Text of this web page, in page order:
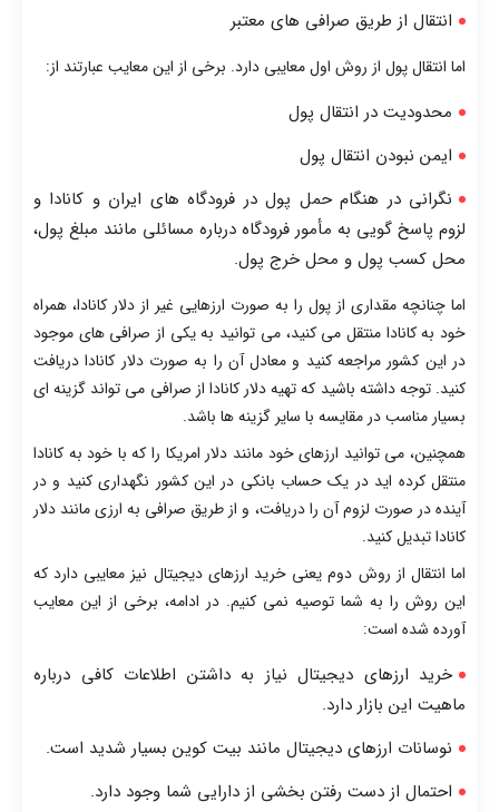
انتقال از طریق صرافی های معتبر
اما انتقال پول از روش اول معایبی دارد. برخی از این معایب عبارتند از:
محدودیت در انتقال پول
ایمن نبودن انتقال پول
نگرانی در هنگام حمل پول در فرودگاه های ایران و کانادا و
لزوم پاسخ گویی به مأمور فرودگاه درباره مسائلی مانند مبلغ پول،
محل کسب پول و محل خرج پول.
اما چنانچه مقداری از پول را به صورت ارزهایی غیر از دلار کانادا، همراه
خود به کانادا منتقل می کنید، می توانید به یکی از صرافی های موجود
در این کشور مراجعه کنید و معادل آن را به صورت دلار کانادا دریافت
کنید. توجه داشته باشید که تهیه دلار کانادا از صرافی می تواند گزینه ای
بسیار مناسب در مقایسه با سایر گزینه ها باشد.
همچنین، می توانید ارزهای خود مانند دلار امریکا را که با خود به کانادا
منتقل کرده اید در یک حساب بانکی در این کشور نگهداری کنید و در
آینده در صورت لزوم آن را دریافت، و از طریق صرافی به ارزی مانند دلار
کانادا تبدیل کنید.
اما انتقال از روش دوم یعنی خرید ارزهای دیجیتال نیز معایبی دارد که
این روش را به شما توصیه نمی کنیم. در ادامه، برخی از این معایب
آورده شده است:
خرید ارزهای دیجیتال نیاز به داشتن اطلاعات کافی درباره
ماهیت این بازار دارد.
نوسانات ارزهای دیجیتال مانند بیت کوین بسیار شدید است.
احتمال از دست رفتن بخشی از دارایی شما وجود دارد.